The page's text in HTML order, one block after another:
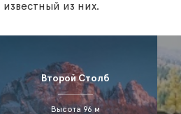
известный из них.
Второй Столб
Высота 96 м